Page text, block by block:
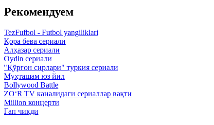
Рекомендуем
TezFufbol - Futbol yangiliklari
Қора бева сериали
Алҳазар сериали
Oydin сериали
"Қўрғон сирлари" туркия сериали
Муҳташам юз йил
Bollywood Battle
ZO‘R TV каналидаги сериаллар вақти
Million концерти
Гап чиқди